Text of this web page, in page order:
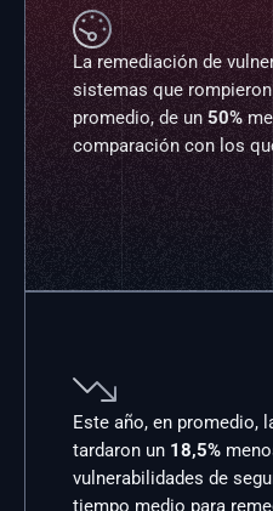

Este año, en promedio,
tardaron un 18,5%
vulnerabilidades de
tiempo medio para

La remediación de
sistemas que
promedio, de un 50%
comparación con los